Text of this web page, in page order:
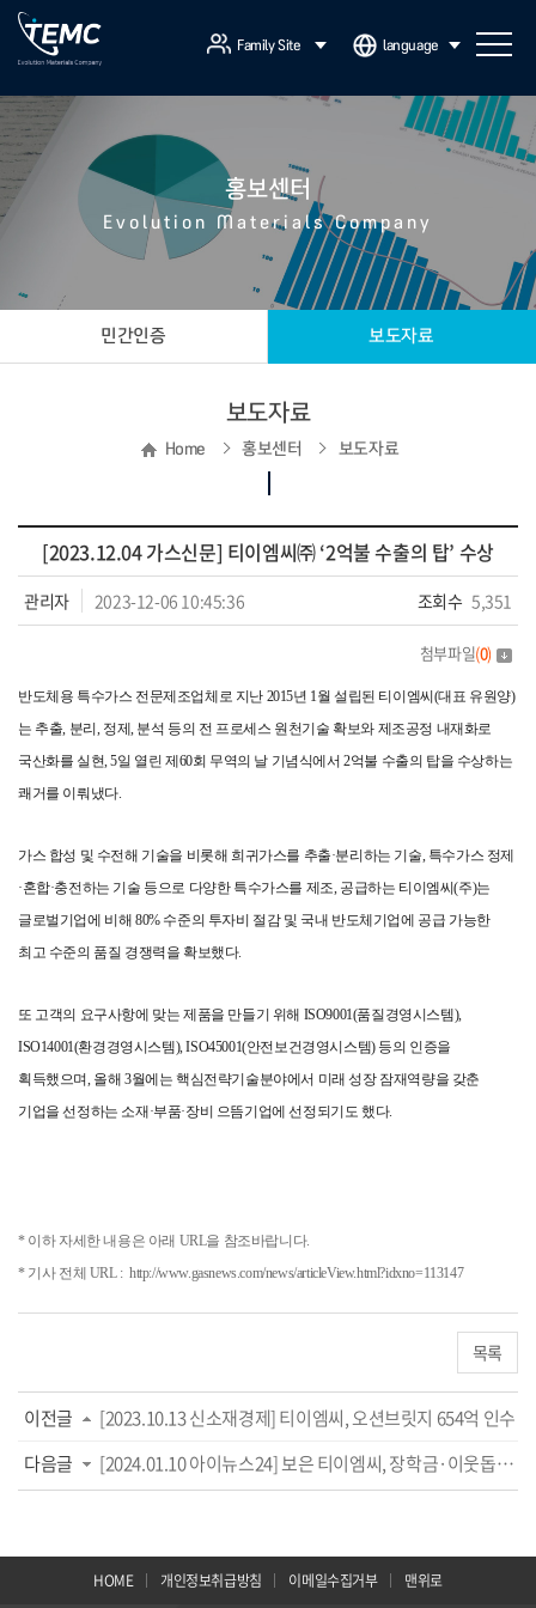
Family Site language
홍보센터
Evolution Materials Company
민간인증 보도자료
보도자료
Home 홍보센터 보도자료
[2023.12.04 가스신문] 티이엠씨㈜ ‘2억불 수출의 탑’ 수상
관리자 2023-12-06 10:45:36 조회수 5,351
첨부파일(0)
반도체용 특수가스 전문제조업체로 지난 2015년 1월 설립된 티이엠씨(대표 유원양)
는 추출, 분리, 정제, 분석 등의 전 프로세스 원천기술 확보와 제조공정 내재화로
국산화를 실현, 5일 열린 제60회 무역의 날 기념식에서 2억불 수출의 탑을 수상하는
쾌거를 이뤄냈다.
가스 합성 및 수전해 기술을 비롯해 희귀가스를 추출·분리하는 기술, 특수가스 정제
·혼합·충전하는 기술 등으로 다양한 특수가스를 제조, 공급하는 티이엠씨(주)는
글로벌기업에 비해 80% 수준의 투자비 절감 및 국내 반도체기업에 공급 가능한
최고 수준의 품질 경쟁력을 확보했다.
또 고객의 요구사항에 맞는 제품을 만들기 위해 ISO9001(품질경영시스템),
ISO14001(환경경영시스템), ISO45001(안전보건경영시스템) 등의 인증을
획득했으며, 올해 3월에는 핵심전략기술분야에서 미래 성장 잠재역량을 갖춘
기업을 선정하는 소재·부품·장비 으뜸기업에 선정되기도 했다.
* 이하 자세한 내용은 아래 URL을 참조바랍니다.
* 기사 전체 URL : http://www.gasnews.com/news/articleView.html?idxno=113147
목록
이전글
[2023.10.13 신소재경제] 티이엠씨, 오션브릿지 654억 인수
다음글
[2024.01.10 아이뉴스24] 보은 티이엠씨, 장학금·이웃돕기 성금 쾌척
HOME 개인정보취급방침 이메일수집거부 맨위로